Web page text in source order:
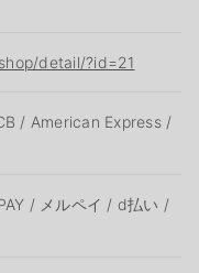
detail/?id=21
/ American Express /
/ メルペイ / d払い /